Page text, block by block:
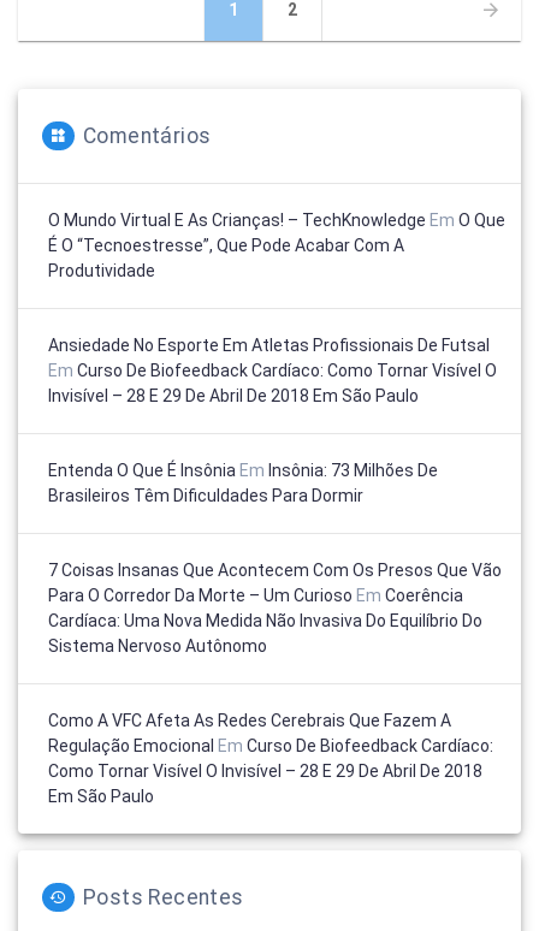
por
posts
Página
1 Página
2
Comentários
O Mundo Virtual E As Crianças! – TechKnowledge Em O Que
É O “tecnoestresse”, Que Pode Acabar Com A
Produtividade
Ansiedade No Esporte Em Atletas Profissionais De Futsal
Em Curso De Biofeedback Cardíaco: Como Tornar Visível O
Invisível – 28 E 29 De Abril De 2018 Em São Paulo
Entenda O Que É Insônia Em Insônia: 73 Milhões De
Brasileiros Têm Dificuldades Para Dormir
7 Coisas Insanas Que Acontecem Com Os Presos Que Vão
Para O Corredor Da Morte – Um Curioso Em Coerência
Cardíaca: Uma Nova Medida Não Invasiva Do Equilíbrio Do
Sistema Nervoso Autônomo
Como A VFC Afeta As Redes Cerebrais Que Fazem A
Regulação Emocional Em Curso De Biofeedback Cardíaco:
Como Tornar Visível O Invisível – 28 E 29 De Abril De 2018
Em São Paulo
Posts Recentes